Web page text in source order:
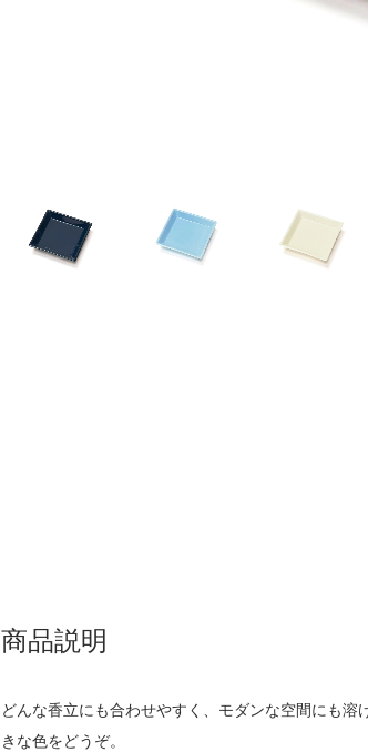
商品説明
どんな香立にも合わせやすく、モダンな空間にも
きな色をどうぞ。